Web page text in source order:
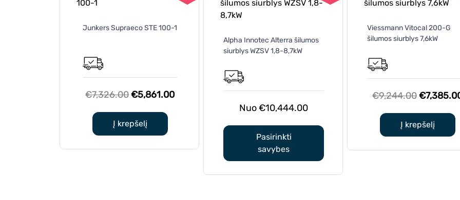
Junkers Supraeco STE 100-1
€7,326.00Original
was:
€7,326.00.
€5,861.00Current
Į krepšelį
Alpha Innotec Alterra šilumos
siurblys WZSV 1,8-8,7kW
€10,444.00
Pasirinkti
savybes
product
has
The
options
be
chosen
on
product
Viessmann Vitocal 200-G
šilumos siurblys 7,6kW
€9,244.00Original
was:
€9,244.00.
€
Į krepšelį